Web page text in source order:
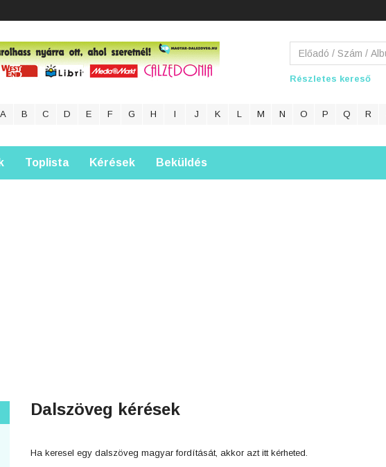
Részletes kereső
A B C D E F G H I J K L M N O P Q R
Toplista Kérések Beküldés
Dalszöveg kérések
Ha keresel egy dalszöveg magyar fordítását, akkor azt itt kérheted.